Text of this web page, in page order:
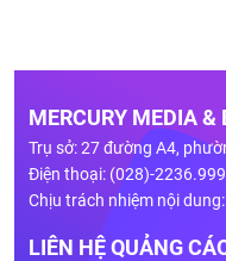
MERCURY MEDIA &
Trụ sở: 27 đường A4,
Điện thoại: (028)-
Chịu trách nhiệm nội
LIÊN HỆ QUẢNG